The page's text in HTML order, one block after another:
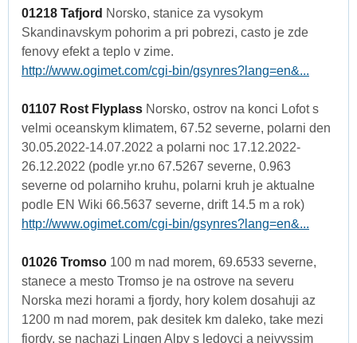
01218 Tafjord Norsko, stanice za vysokym
Skandinavskym pohorim a pri pobrezi, casto je zde
fenovy efekt a teplo v zime.
http://www.ogimet.com/cgi-bin/gsynres?lang=en&...
01107 Rost Flyplass Norsko, ostrov na konci Lofot s
velmi oceanskym klimatem, 67.52 severne, polarni den
30.05.2022-14.07.2022 a polarni noc 17.12.2022-
26.12.2022 (podle yr.no 67.5267 severne, 0.963
severne od polarniho kruhu, polarni kruh je aktualne
podle EN Wiki 66.5637 severne, drift 14.5 m a rok)
http://www.ogimet.com/cgi-bin/gsynres?lang=en&...
01026 Tromso 100 m nad morem, 69.6533 severne,
stanece a mesto Tromso je na ostrove na severu
Norska mezi horami a fjordy, hory kolem dosahuji az
1200 m nad morem, pak desitek km daleko, take mezi
fjordy, se nachazi Lingen Alpy s ledovci a nejvyssim